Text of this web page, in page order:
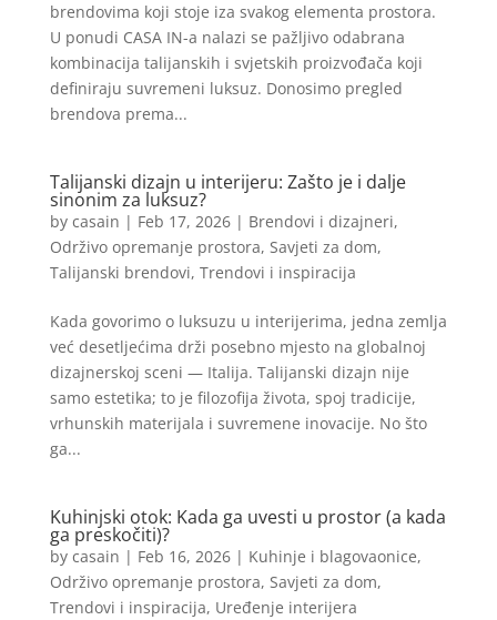
brendovima koji stoje iza svakog elementa prostora.
U ponudi CASA IN-a nalazi se pažljivo odabrana
kombinacija talijanskih i svjetskih proizvođača koji
definiraju suvremeni luksuz. Donosimo pregled
brendova prema...
Talijanski dizajn u interijeru: Zašto je i dalje
sinonim za luksuz?
by casain | Feb 17, 2026| Brendovi i dizajneri,
Održivo opremanje prostora, Savjeti za dom,
Talijanski brendovi, Trendovi i inspiracija
Kada govorimo o luksuzu u interijerima, jedna zemlja
već desetljećima drži posebno mjesto na globalnoj
dizajnerskoj sceni — Italija. Talijanski dizajn nije
samo estetika; to je filozofija života, spoj tradicije,
vrhunskih materijala i suvremene inovacije. No što
ga...
Kuhinjski otok: Kada ga uvesti u prostor (a kada
ga preskočiti)?
by casain | Feb 16, 2026| Kuhinje i blagovaonice,
Održivo opremanje prostora, Savjeti za dom,
Trendovi i inspiracija, Uređenje interijera